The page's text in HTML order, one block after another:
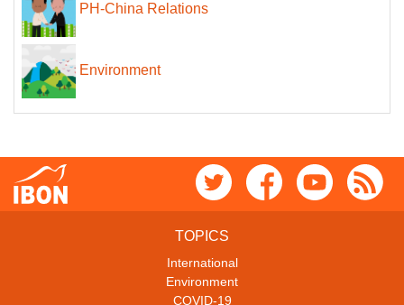
PH-China Relations
Environment
TOPICS
International
Environment
COVID-19